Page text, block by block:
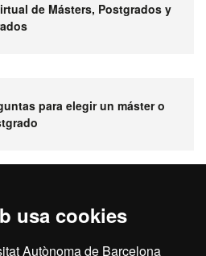
usa cookies
Autònoma de Barcelona
de Másters, Postgrados y
para elegir un máster o
y doctorados